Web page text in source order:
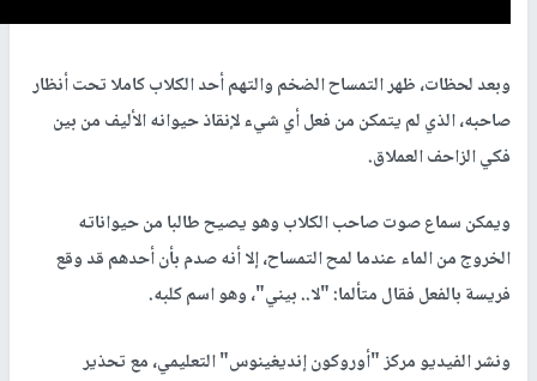
وبعد لحظات، ظهر التمساح الضخم والتهم أحد الكلاب كاملا تحت أنظار
صاحبه، الذي لم يتمكن من فعل أي شيء لإنقاذ حيوانه الأليف من بين
فكي الزاحف العملاق.
ويمكن سماع صوت صاحب الكلاب وهو يصيح طالبا من حيواناته
الخروج من الماء عندما لمح التمساح، إلا أنه صدم بأن أحدهم قد وقع
فريسة بالفعل فقال متألما: "لا.. بيني"، وهو اسم كلبه.
ونشر الفيديو مركز "أوروكون إنديغينوس" التعليمي، مع تحذير